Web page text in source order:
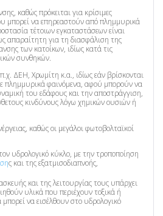
καθώς πρόκειται για κρίσιμες
μπορεί να επηρεαστούν από πλημμυρικά
τέτοιων εγκαταστάσεων είναι
απαραίτητη για τη διασφάλιση της
των κατοίκων, ιδίως κατά τις
συνθηκών.
ΔΕΗ, Χρωμίτη κ.α., ιδίως εάν βρίσκονται
πλημμυρικά φαινόμενα, αφού μπορούν να
του εδάφους και την αποστράγγιση,
κινδύνους λόγω χημικών ουσιών ή
καθώς οι μεγάλοι φωτοβολταϊκοί
υδρολογικό κύκλο, με την τροποποίηση
ς και της εξατμισοδιαπνοής,
και της λειτουργίας τους υπάρχει
υλικά που περιέχουν τοξικά ή
να εισέλθουν στο υδρολογικό